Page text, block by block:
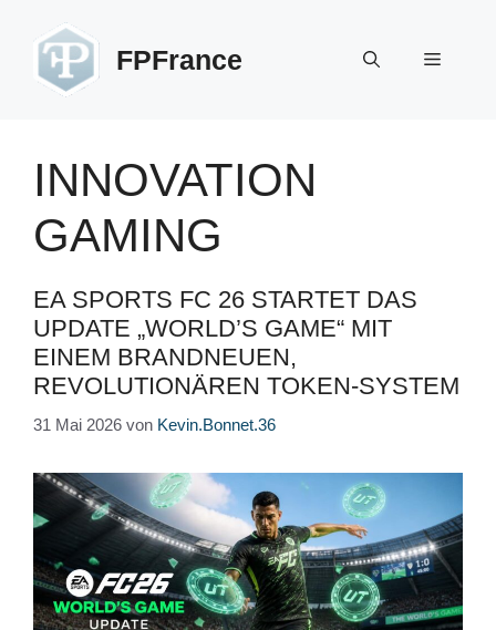
springen
FPFrance Menü
INNOVATION
GAMING
EA SPORTS FC 26 STARTET DAS
UPDATE „WORLD’S GAME“ MIT
EINEM BRANDNEUEN,
REVOLUTIONÄREN TOKEN-SYSTEM
31 Mai 2026 von Kevin.Bonnet.36